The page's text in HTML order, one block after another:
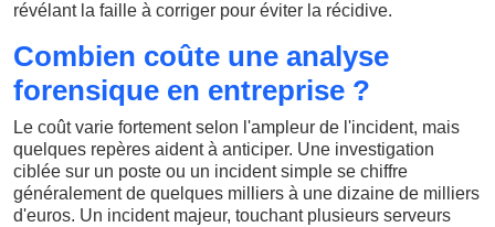
révélant la faille à corriger pour éviter la récidive.
Combien coûte une analyse
forensique en entreprise ?
Le coût varie fortement selon l'ampleur de l'incident, mais
quelques repères aident à anticiper. Une investigation
ciblée sur un poste ou un incident simple se chiffre
généralement de quelques milliers à une dizaine de milliers
d'euros. Un incident majeur, touchant plusieurs serveurs